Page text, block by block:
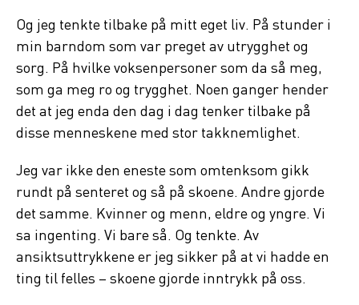
Og jeg tenkte tilbake på mitt eget liv. På stunder i
min barndom som var preget av utrygghet og
sorg. På hvilke voksenpersoner som da så meg,
som ga meg ro og trygghet. Noen ganger hender
det at jeg enda den dag i dag tenker tilbake på
disse menneskene med stor takknemlighet.
Jeg var ikke den eneste som omtenksom gikk
rundt på senteret og så på skoene. Andre gjorde
det samme. Kvinner og menn, eldre og yngre. Vi
sa ingenting. Vi bare så. Og tenkte. Av
ansiktsuttrykkene er jeg sikker på at vi hadde en
ting til felles – skoene gjorde inntrykk på oss.